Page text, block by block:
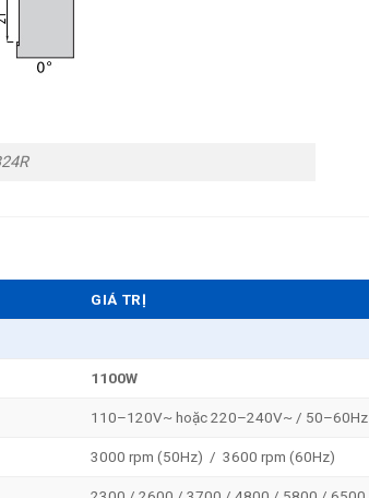
GIÁ TRỊ
1100W
110–120V~ hoặc 220–240V~ / 50–60Hz
3000 rpm (50Hz) / 3600 rpm (60Hz)